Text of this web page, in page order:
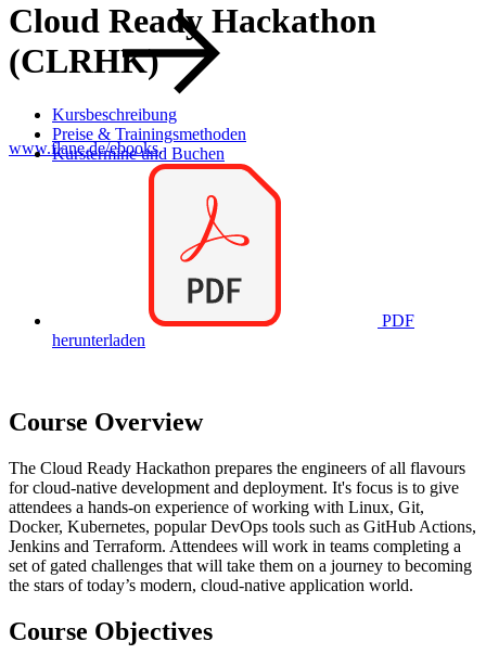
www.flane.de/ebooks.
Cloud Ready Hackathon
(CLRHK)
Kursbeschreibung
Preise & Trainingsmethoden
Kurstermine und Buchen
PDF
herunterladen
Course Overview
The Cloud Ready Hackathon prepares the engineers of all flavours
for cloud-native development and deployment. It's focus is to give
attendees a hands-on experience of working with Linux, Git,
Docker, Kubernetes, popular DevOps tools such as GitHub Actions,
Jenkins and Terraform. Attendees will work in teams completing a
set of gated challenges that will take them on a journey to becoming
the stars of today’s modern, cloud-native application world.
Course Objectives